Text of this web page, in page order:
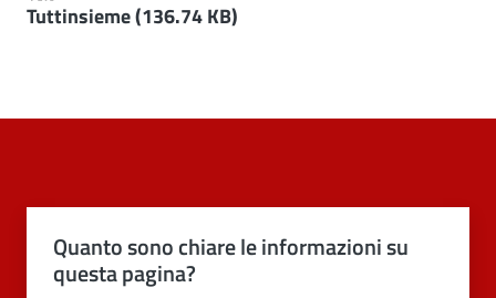
Tuttinsieme(136.74 KB)
Quanto sono chiare le informazioni su
questa pagina?